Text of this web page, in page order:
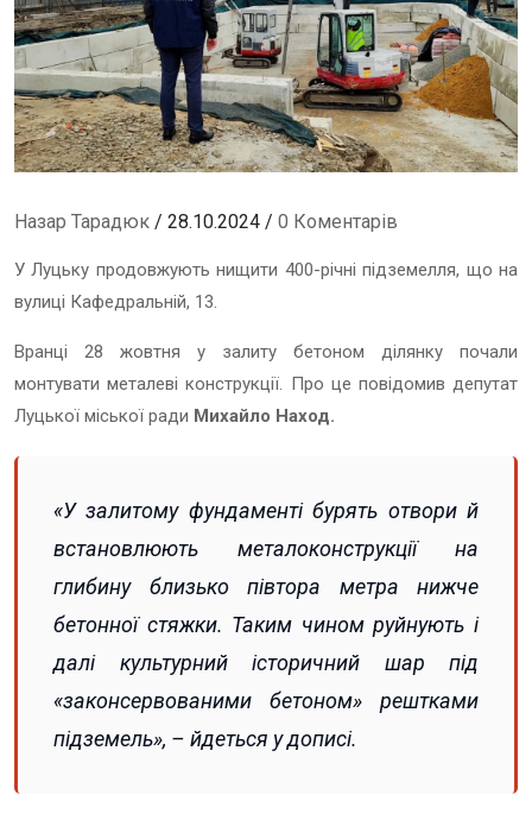
Назар Тарадюк / 28.10.2024 / 0 Коментарів
У Луцьку продовжують нищити 400-річні підземелля, що на
вулиці Кафедральній, 13.
Вранці 28 жовтня у залиту бетоном ділянку почали
монтувати металеві конструкції. Про це повідомив депутат
Луцької міської ради Михайло Наход.
«У залитому фундаменті бурять отвори й
встановлюють металоконструкції на
глибину близько півтора метра нижче
бетонної стяжки. Таким чином руйнують і
далі культурний історичний шар під
«законсервованими бетоном» рештками
підземель», – йдеться у дописі.